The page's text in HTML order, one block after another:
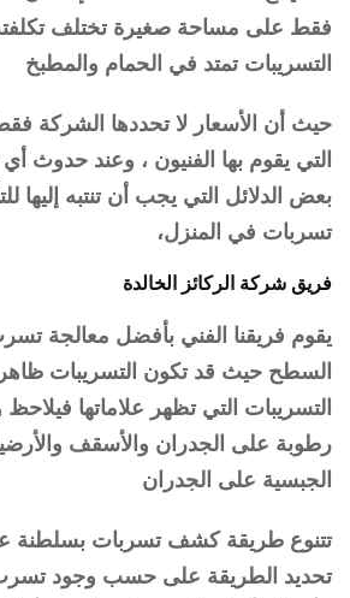
فقط على مساحة صغيرة تختلف
التسريبات تمتد في الحمام والمطبخ
حيث أن الأسعار لا تحددها الشركة
التي يقوم بها الفنيون ، وعند حدوث
بعض الدلائل التي يجب أن تنتبه إليها
تسربات في المنزل،
فريق شركة الركائز الخالدة
يقوم فريقنا الفني بأفضل معالجة
السطح حيث قد تكون التسريبات
التسريبات التي تظهر علاماتها
رطوبة على الجدران والأسقف
الجبسية على الجدران
تتنوع طريقة كشف تسربات بسلطنة
تحديد الطريقة على حسب وجود